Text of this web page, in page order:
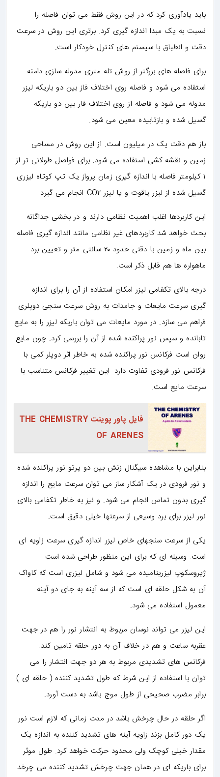
باید یادآوری کرد که در این روش فقط می توان فاصله را
نسبت به یک مبدا اندازه گیری کرد. برتری این روش در سرعت
دقت و انطباق با سیستم های کنترل خودکار است.
برای فاصله های بزرگتر از روش تله متری مدوله سازی دامنه
استفاده می شود و فاصله روی اختلاف فاز بین دو باریکه لیزر
مدوله می شود و فاصله از روی اختلاف فار بین دو باریکه
گسیل شده و بازتابیده معین می شود.
باز هم دقت یک در میلیون است. از این روش در مساحی
زمین و نقشه کشی استفاده می شود. برای فواصل طولانی تر از
۱ کیلومتر فاصله با اندازه گیری زمان پرواز یک تپ کوتاه لیزری
گسیل شده از لیزر یاقوت و یا لیزر CO۲ انجام می گیرد.
این کاربردها اغلب اهمیت نظامی دارند و در بخشی جداگانه
بحث خواهد شد کاربردهای غیر نظامی مانند اندازه گیری فاصله
بین ماه و زمین با دقتی حدود ۲۰ سانتی متر و تعیین برد
ماهواره ها هم قابل ذکر است.
درجه بالای تکفامی لیزر امکان استفاده از آن را برای اندازه
گیری سرعت مایعات و جامدات به روش سرعت سنجی دوپلری
فراهم می سازد. در مورد مایعات می توان باریکه لیزر را به مایع
تابانده و سپس نور پراکنده شده از آن را بررسی کرد. چون مایع
روان است فرکانس نور پراکنده شده به خاطر اثر دوپلر کمی با
فرکانس نور فرودی تفاوت دارد. این تغییر فرکانس متناسب با
سرعت مایع است.
فایل پاور پوینت THE CHEMISTRY
OF ARENES
بنابراین با مشاهده سیگنال زنش بین دو پرتو نور پراکنده شده
و نور فرودی در یک آشکار ساز می توان سرعت مایع را اندازه
گیری بدون تماس انجام می شود. و نیز به خاطر تکفامی بالای
نور لیزر برای برد وسیعی از سرعتها خیلی دقیق است.
یکی از سرعت سنجهای خاص لیزر اندازه گیری سرعت زاویه ای
است. وسیله ای که برای این منظور طراحی شده است
ژیروسکوپ لیزرینامیده می شود و شامل لیزری است که کاواک
آن به شکل حلقه ای است که از سه آینه به جای دو آینه
معمول استفاده می شود.
این لیزر می تواند نوسان مربوط به انتشار نور را هم در جهت
عقربه ساعت و هم در خلاف آن به دور حلقه تامین کند.
فرکانس های تشدیدی مربوط به هر دو جهت انتشار را می
توان با استفاده از این شرط که طول تشدید کننده ( حلقه ای )
برابر مضرب صحیحی از طول موج باشد به دست آورد.
اگر حلقه در حال چرخش باشد در مدت زمانی که لازم است نور
یک دور کامل بزند زاویه آینه های تشدید کننده به اندازه یک
مقدار خیلی کوچک ولی محدود حرکت خواهد کرد. طول موثر
برای باریکه ای در همان جهت چرخش تشدید کننده می چرخد